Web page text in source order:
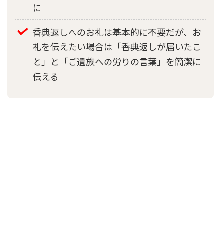
に
香典返しへのお礼は基本的に不要だが、お
礼を伝えたい場合は「香典返しが届いたこ
と」と「ご遺族への労りの言葉」を簡潔に
伝える